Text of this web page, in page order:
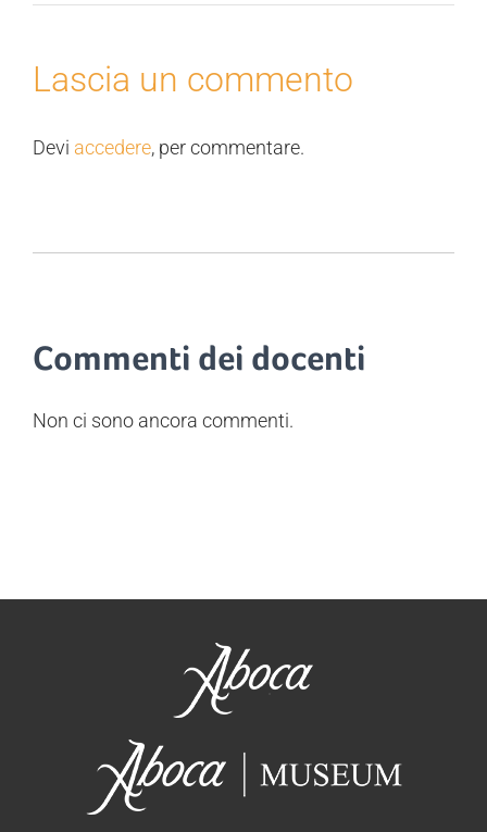
Lascia un commento
Devi accedere, per commentare.
Commenti dei docenti
Non ci sono ancora commenti.